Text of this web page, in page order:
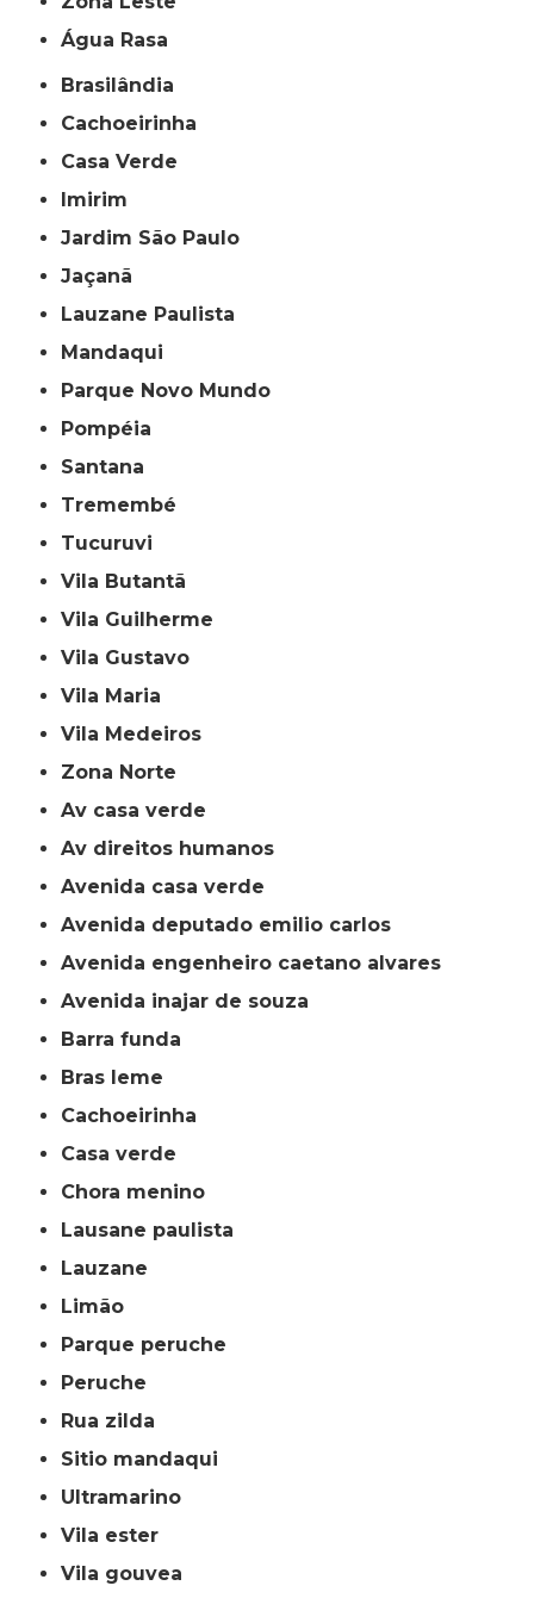
Água Rasa
Brasilândia
Cachoeirinha
Casa Verde
Imirim
Jardim São Paulo
Jaçanã
Lauzane Paulista
Mandaqui
Parque Novo Mundo
Pompéia
Santana
Tremembé
Tucuruvi
Vila Butantã
Vila Guilherme
Vila Gustavo
Vila Maria
Vila Medeiros
Zona Norte
av casa verde
av direitos humanos
avenida casa verde
avenida deputado emilio carlos
avenida engenheiro caetano alvares
avenida inajar de souza
barra funda
bras leme
cachoeirinha
casa verde
chora menino
lausane paulista
lauzane
limão
parque peruche
peruche
rua zilda
sitio mandaqui
ultramarino
vila ester
vila gouvea